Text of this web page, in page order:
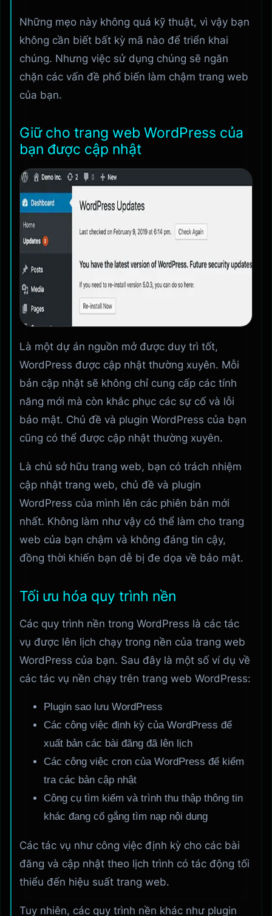
Những mẹo này không quá kỹ thuật, vì vậy bạn
không cần biết bất kỳ mã nào để triển khai
chúng. Nhưng việc sử dụng chúng sẽ ngăn
chặn các vấn đề phổ biến làm chậm trang web
của bạn.
Giữ cho trang web WordPress của
bạn được cập nhật
Là một dự án nguồn mở được duy trì tốt,
WordPress được cập nhật thường xuyên. Mỗi
bản cập nhật sẽ không chỉ cung cấp các tính
năng mới mà còn khắc phục các sự cố và lỗi
bảo mật. Chủ đề và plugin WordPress của bạn
cũng có thể được cập nhật thường xuyên.
Là chủ sở hữu trang web, bạn có trách nhiệm
cập nhật trang web, chủ đề và plugin
WordPress của mình lên các phiên bản mới
nhất. Không làm như vậy có thể làm cho trang
web của bạn chậm và không đáng tin cậy,
đồng thời khiến bạn dễ bị đe dọa về bảo mật.
Tối ưu hóa quy trình nền
Các quy trình nền trong WordPress là các tác
vụ được lên lịch chạy trong nền của trang web
WordPress của bạn. Sau đây là một số ví dụ về
các tác vụ nền chạy trên trang web WordPress:
Plugin sao lưu WordPress
Các công việc định kỳ của WordPress để
xuất bản các bài đăng đã lên lịch
Các công việc cron của WordPress để kiểm
tra các bản cập nhật
Công cụ tìm kiếm và trình thu thập thông tin
khác đang cố gắng tìm nạp nội dung
Các tác vụ như công việc định kỳ cho các bài
đăng và cập nhật theo lịch trình có tác động tối
thiểu đến hiệu suất trang web.
Tuy nhiên, các quy trình nền khác như plugin